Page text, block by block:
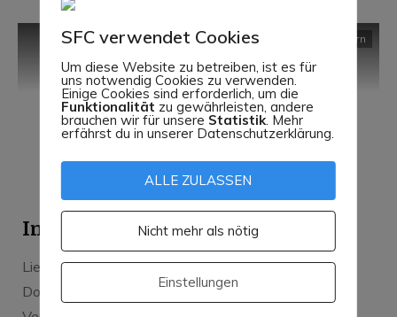
Vereinsintern
Interner Bereich
Liebe Mitglieder, alle Dienstpläne und wichtigen
Dokumente findet ihr ab sofort in unserem
SFC verwendet Cookies
Um diese Website zu betreiben, ist es für
uns notwendig Cookies zu verwenden.
Einige Cookies sind erforderlich, um die
Funktionalität zu gewährleisten, andere
brauchen wir für unsere Statistik. Mehr
erfährst du in unserer Datenschutzerklärung.
ALLE ZULASSEN
Nicht mehr als nötig
Einstellungen